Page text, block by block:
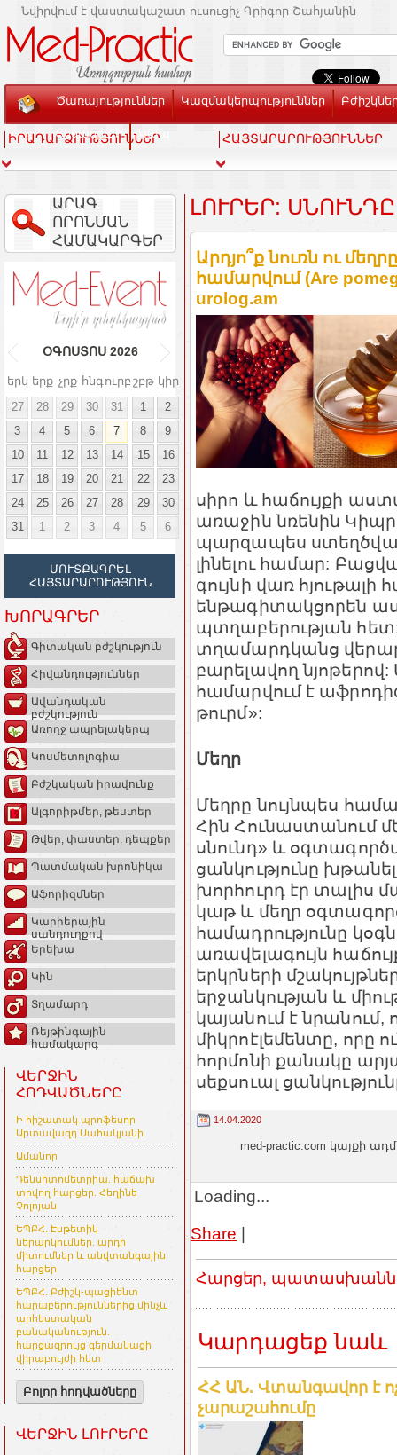
Նվիրվում է վաստակաշատ ուսուցիչ Գրիգոր Շահյանին
Ծառայություններ Կազմակերպություններ
Տեսասրահ Կապ
ԻՐԱԴԱՐՁՈՒԹՅՈՒՆՆԵՐ ՀԱՅՏԱՐԱՐՈՒԹՅՈՒՆՆԵՐ
ԱՐԱԳ
ՈՐՈՆՄԱՆ
ՀԱՄԱԿԱՐԳԵՐ
ՕԳՈՍՏՈՍ 2026
երկ երք չրք հնգուրբ շբթ կիր
27
28 29 30 31 1
2
3
4 5 6 7 8
9
10
11 12 13 14 15
16
17
18 19 20 21 22
23
24
25 26 27 28 29
30
31
1 2 3 4 5 6
ՄՈՒՏՔԱԳՐԵԼ
ՀԱՅՏԱՐԱՐՈՒԹՅՈՒՆ
ԽՈՐԱԳՐԵՐ
Գիտական բժշկություն
Հիվանդություններ
Ավանդական
բժշկություն
Առողջ ապրելակերպ
Կոսմետոլոգիա
Բժշկական իրավունք
Ալգորիթմեր, թեստեր
Թվեր, փաստեր, դեպքեր
Պատմական խրոնիկա
Աֆորիզմներ
Կարիերային
սանդուղքով
Երեխա
Կին
Տղամարդ
Ռեյթինգային
համակարգ
ՎԵՐՋԻՆ
ՀՈԴՎԱԾՆԵՐԸ
Ի հիշատակ պրոֆեսոր
Արտավազդ Սահակյանի
Ամանոր
Դենսիտոմետրիա. հաճախ
տրվող հարցեր. Հեղինե
Չոլոյան
ԵՊԲՀ. Էսթետիկ
ներարկումներ. արդի
միտումներ և անվտանգային
հարցեր
ԵՊԲՀ. Բժիշկ-պացիենտ
հարաբերություններից մինչև
արհեստական
բանականություն.
հարցազրույց գերմանացի
վիրաբույժի հետ
Բոլոր հոդվածները
ՎԵՐՋԻՆ ԼՈՒՐԵՐԸ
ԼՈՒՐԵՐ:
Արդյո՞ք նուռն ու
համարվում (Are
urolog.am
սիրո և հաճույքի
առաջին նռենին
պարզապես
լինելու համար:
գույնի վառ հյութալի
ենթագիտակցորեն
պտղաբերության
տղամարդկանց
բարելավող
համարվում է
թուրմ»:
Մեղր
Մեղրը նույնպես
Հին Հունաստանում
սնունդ» և
ցանկությունը
խորհուրդ էր տալիս
կաթ և մեղր
համադրությունը
առավելագույն
երկրների
երջանկության և
կայանում է նրանում,
միկրոէլեմենտը, որը
հորմոնի քանակը
սեքսուալ
14.04.2020
med-practic.com կայքի
Loading...
Share |
Հարցեր,
Կարդացեք նաև
ՀՀ ԱՆ. Վտանգավոր է
չարաշահումը